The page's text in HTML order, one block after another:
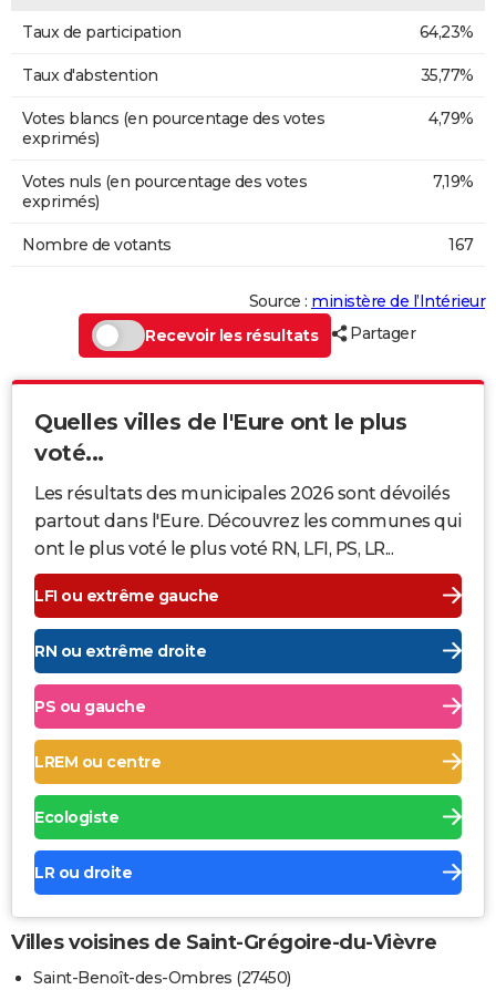
Taux de participation 64,23%
Taux d'abstention 35,77%
Votes blancs (en pourcentage des votes
exprimés)
4,79%
Votes nuls (en pourcentage des votes
exprimés)
7,19%
Nombre de votants 167
Source : ministère de l’Intérieur
Recevoir les résultats
Partager
Quelles villes de l'Eure ont le plus
voté...
Les résultats des municipales 2026 sont dévoilés
partout dans l'Eure. Découvrez les communes qui
ont le plus voté le plus voté RN, LFI, PS, LR...
LFI ou extrême gauche
RN ou extrême droite
PS ou gauche
LREM ou centre
Ecologiste
LR ou droite
Villes voisines de Saint-Grégoire-du-Vièvre
Saint-Benoît-des-Ombres (27450)